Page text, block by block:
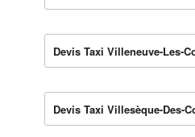
Devis Taxi Villeneuve-Les-
Devis Taxi Villesèque-Des-